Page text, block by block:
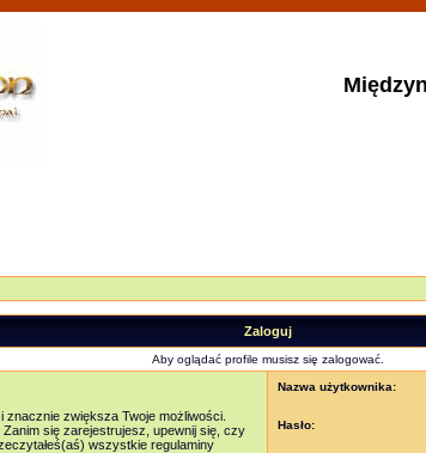
Zaloguj
Aby oglądać profile musisz się zalogować.
zwiększa Twoje możliwości.
się zarejestrujesz, upewnij się, czy
wszystkie regulaminy
Nazwa użytkownika:
Hasło: